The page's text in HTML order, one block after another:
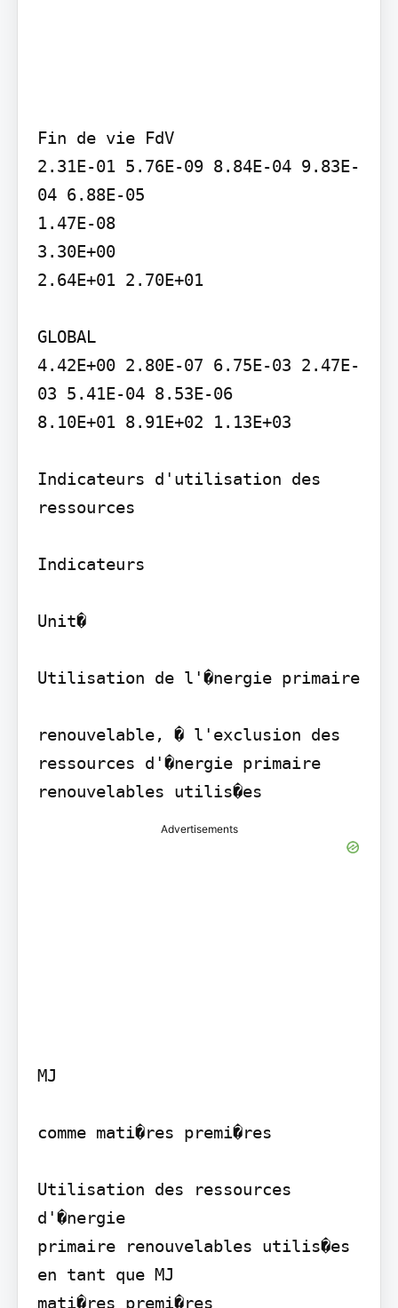
Fin de vie FdV
2.31E-01 5.76E-09 8.84E-04 9.83E-
04 6.88E-05
1.47E-08
3.30E+00
2.64E+01 2.70E+01
GLOBAL
4.42E+00 2.80E-07 6.75E-03 2.47E-
03 5.41E-04 8.53E-06
8.10E+01 8.91E+02 1.13E+03
Indicateurs d'utilisation des
ressources
Indicateurs
Unit�
Utilisation de l'�nergie primaire
renouvelable, � l'exclusion des
ressources d'�nergie primaire
Advertisements
MJ
comme mati�res premi�res
Utilisation des ressources
d'�nergie
primaire renouvelables utilis�es
en tant que MJ
mati�res premi�res